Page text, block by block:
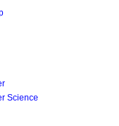
Science